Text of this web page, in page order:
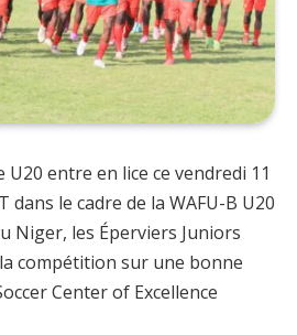
entre en lice ce vendredi 11
dans le cadre de la WAFU-B U20
Niger, les Éperviers Juniors
compétition sur une bonne
Center of Excellence